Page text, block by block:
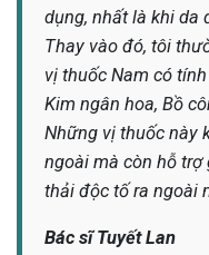
dụng, nhất là khi da
Thay vào đó, tôi
vị thuốc Nam có
Kim ngân hoa, Bồ
Những vị thuốc này
ngoài mà còn hỗ
thải độc tố ra ngoài
Bác sĩ Tuyết Lan